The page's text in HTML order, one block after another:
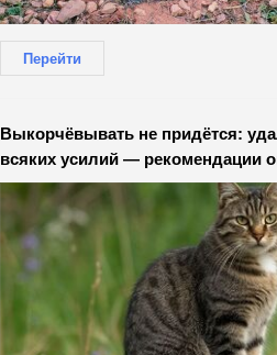
Перейти
Выкорчёвывать не придётся:
всяких усилий — рекомендации